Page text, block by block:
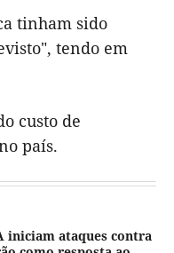
tinham sido
tendo em
custo de
país.
iniciam ataques contra